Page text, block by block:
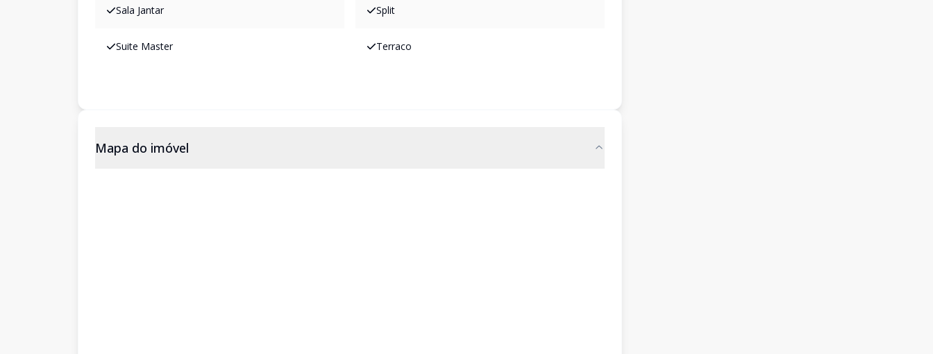
Sala Jantar Split
Suite Master Terraco
Mapa do imóvel